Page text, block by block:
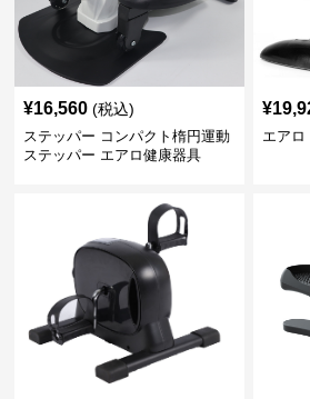
¥16,560 (税込)
ステッパー コンパクト楕円運動
ステッパー エアロ健康器具
¥
エアロ